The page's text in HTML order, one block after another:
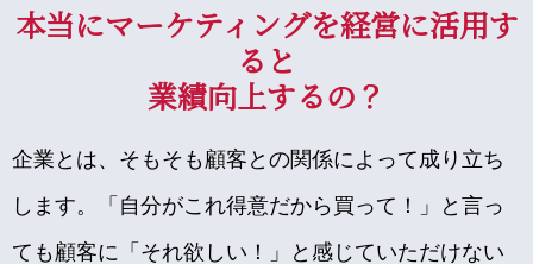
本当にマーケティングを経営に活用す
ると
業績向上するの？
企業とは、そもそも顧客との関係によって成り立ち
します。「自分がこれ得意だから買って！」と言っ
ても顧客に「それ欲しい！」と感じていただけない